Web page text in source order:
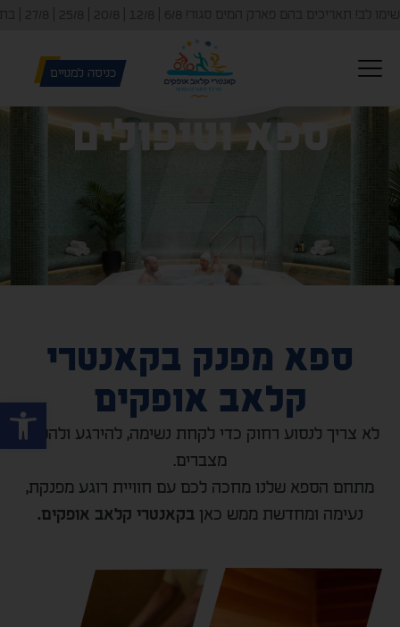
פתח
כניסה למנויים
ספא וטיפולים
ספא מפנק בקאנטרי
קלאב אופקים
לא צריך לנסוע רחוק כדי לקחת נשימה, להירגע ולהטעין
מצברים.
מתחם הספא שלנו מחכה לכם עם חוויית רוגע מפנקת,
נעימה ומחדשת ממש כאן בקאנטרי קלאב אופקים.